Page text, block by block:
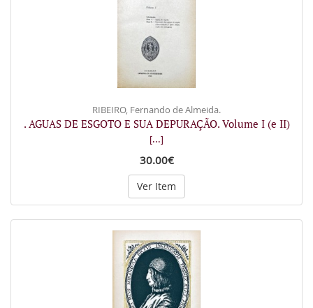
RIBEIRO, Fernando de Almeida.
. AGUAS DE ESGOTO E SUA DEPURAÇÃO. Volume I (e II)
[...]
30.00€
Ver Item